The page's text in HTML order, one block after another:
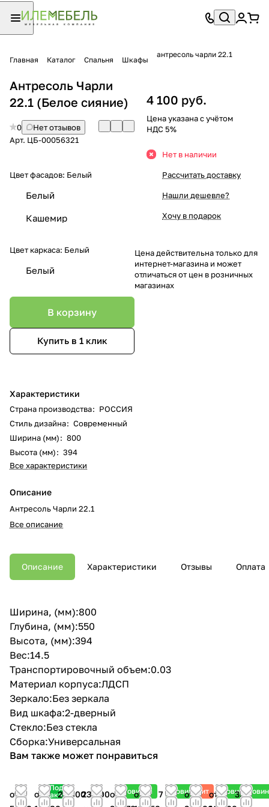
Главная Каталог Спальня Шкафы
антресоль чарли 22.1
Антресоль Чарли
22.1 (Белое сияние)
0
Нет отзывов
Арт. ЦБ-00056321
Цвет фасадов: Белый
Белый
Кашемир
Цвет каркаса: Белый
Белый
В корзину
Купить в 1 клик
Характеристики
Страна производства: РОССИЯ
Стиль дизайна: Современный
Ширина (мм): 800
Высота (мм): 394
Все характеристики
Описание
Антресоль Чарли 22.1
Все описание
4 100 руб.
Цена указана с учётом
НДС 5%
Нет в наличии
Рассчитать доставку
Нашли дешевле?
Хочу в подарок
Цена действительна только для
интернет-магазина и может
отличаться от цен в розничных
магазинах
Описание Характеристики Отзывы Оплата
Ширина, (мм):800
Глубина, (мм):550
Высота, (мм):394
Вес:14.5
Транспортировочный объем:0.03
Материал корпуса:ЛДСП
Зеркало:Без зеркала
Вид шкафа:2-дверный
Стекло:Без стекла
Сборка:Универсальная
Вам также может понравиться
от
Под
заказ
от
23 80023 800
Новинка
от
от
Новинка
7 000
Хит
от
Новинка
от
35 550